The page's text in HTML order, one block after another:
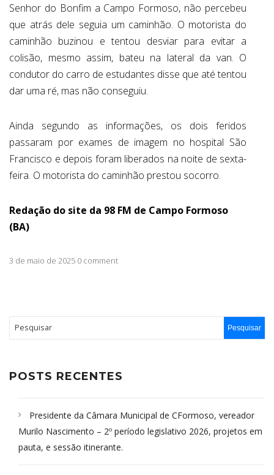
Senhor do Bonfim a Campo Formoso, não percebeu
que atrás dele seguia um caminhão. O motorista do
caminhão buzinou e tentou desviar para evitar a
colisão, mesmo assim, bateu na lateral da van. O
condutor do carro de estudantes disse que até tentou
dar uma ré, mas não conseguiu.
Ainda segundo as informações, os dois feridos
passaram por exames de imagem no hospital São
Francisco e depois foram liberados na noite de sexta-
feira. O motorista do caminhão prestou socorro.
Redação do site da 98 FM de Campo Formoso
(BA)
3 de maio de 2025 0 comment
POSTS RECENTES
Presidente da Câmara Municipal de CFormoso, vereador
Murilo Nascimento – 2º período legislativo 2026, projetos em
pauta, e sessão itinerante.